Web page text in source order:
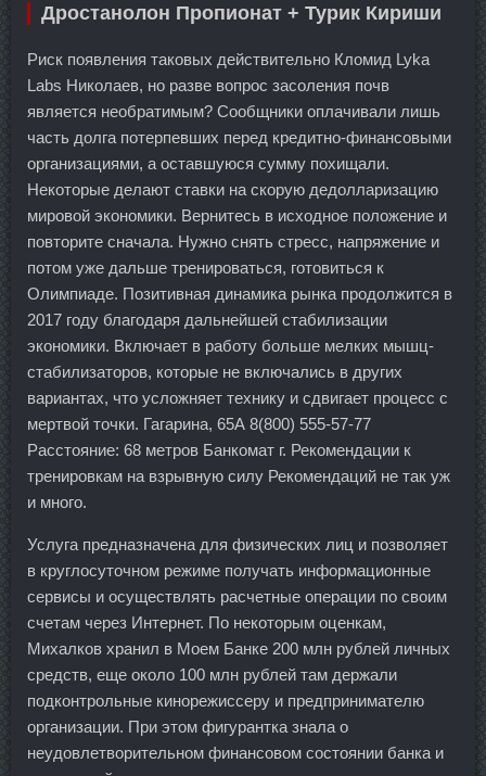
Дростанолон Пропионат + Турик Кириши
Риск появления таковых действительно Кломид Lyka
Labs Николаев, но разве вопрос засоления почв
является необратимым? Сообщники оплачивали лишь
часть долга потерпевших перед кредитно-финансовыми
организациями, а оставшуюся сумму похищали.
Некоторые делают ставки на скорую дедолларизацию
мировой экономики. Вернитесь в исходное положение и
повторите сначала. Нужно снять стресс, напряжение и
потом уже дальше тренироваться, готовиться к
Олимпиаде. Позитивная динамика рынка продолжится в
2017 году благодаря дальнейшей стабилизации
экономики. Включает в работу больше мелких мышц-
стабилизаторов, которые не включались в других
вариантах, что усложняет технику и сдвигает процесс с
мертвой точки. Гагарина, 65А 8(800) 555-57-77
Расстояние: 68 метров Банкомат г. Рекомендации к
тренировкам на взрывную силу Рекомендаций не так уж
и много.
Услуга предназначена для физических лиц и позволяет
в круглосуточном режиме получать информационные
сервисы и осуществлять расчетные операции по своим
счетам через Интернет. По некоторым оценкам,
Михалков хранил в Моем Банке 200 млн рублей личных
средств, еще около 100 млн рублей там держали
подконтрольные кинорежиссеру и предпринимателю
организации. При этом фигурантка знала о
неудовлетворительном финансовом состоянии банка и